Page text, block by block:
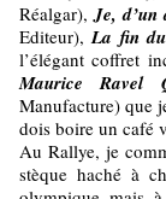
Réalgar),Je, d’un
Editeur),La fin
l’élégant coffret
Maurice Ravel
Manufacture) que
dois boire un café
Au Rallye, je
stèque haché à